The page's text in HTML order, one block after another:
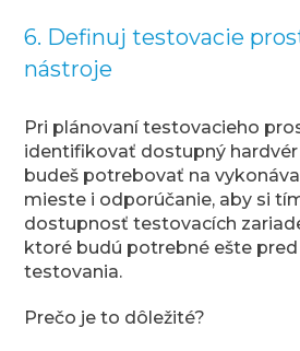
6. Definuj testovacie
nástroje
Pri plánovaní testovacieho
identifikovať dostupný
budeš potrebovať na
mieste i odporúčanie, aby si
dostupnosť testovacích
ktoré budú potrebné ešte
testovania.
Prečo je to dôležité?